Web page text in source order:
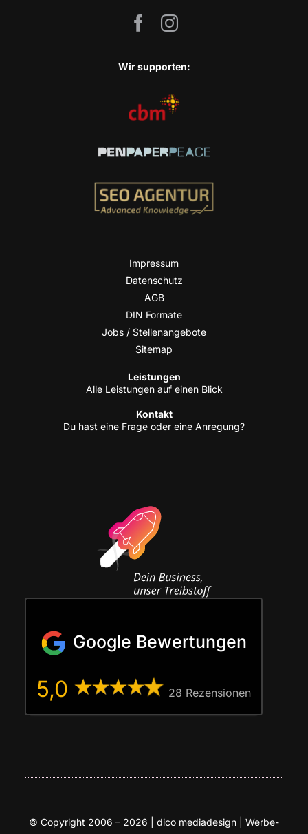
Wir sup­port­en:
Impres­sum
Daten­schutz
AGB
DIN For­ma­te
Jobs / Stellenangebote
Site­map
Leis­tun­gen
Alle Leis­tun­gen auf einen Blick
Kon­takt
Du hast eine Fra­ge oder eine Anregung?
Google Bewertungen
5,0 28 Rezen­sio­nen
© Copy­right 2006 – 2026 | dico media­de­sign | Wer­be­